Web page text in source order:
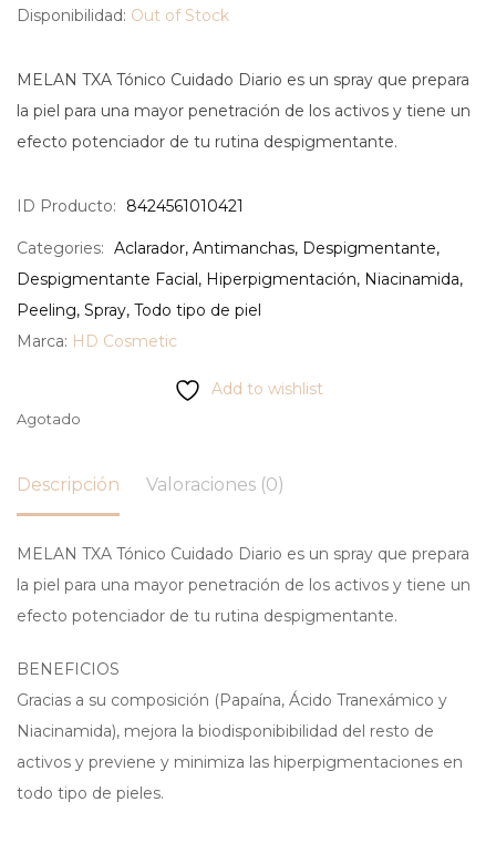
Disponibilidad: Out of Stock
MELAN TXA Tónico Cuidado Diario es un spray que prepara
la piel para una mayor penetración de los activos y tiene un
efecto potenciador de tu rutina despigmentante.
ID Producto: 8424561010421
Categories: Aclarador, Antimanchas, Despigmentante,
Despigmentante Facial, Hiperpigmentación, Niacinamida,
Peeling, Spray, Todo tipo de piel
Marca: HD Cosmetic
Add to wishlist
Agotado
Descripción Valoraciones (0)
MELAN TXA Tónico Cuidado Diario es un spray que prepara
la piel para una mayor penetración de los activos y tiene un
efecto potenciador de tu rutina despigmentante.
BENEFICIOS
Gracias a su composición (Papaína, Ácido Tranexámico y
Niacinamida), mejora la biodisponibibilidad del resto de
activos y previene y minimiza las hiperpigmentaciones en
todo tipo de pieles.